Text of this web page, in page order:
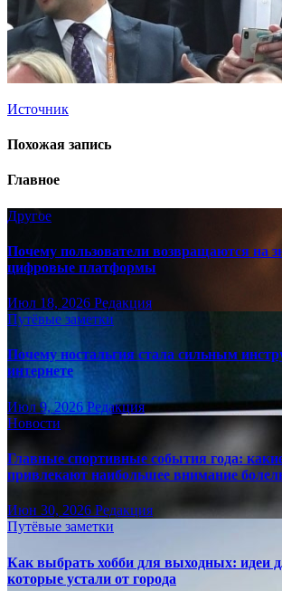
Источник
Похожая запись
Главное
Другое
Почему пользователи возвращаются на
цифровые платформы
Июл 18, 2026 Редакция
Путёвые заметки
Почему ностальгия стала сильным
интернете
Июл 9, 2026 Редакция
Новости
Главные спортивные события года:
привлекают наибольшее внимание
Июн 30, 2026 Редакция
Путёвые заметки
Как выбрать хобби для выходных: идеи
которые устали от города